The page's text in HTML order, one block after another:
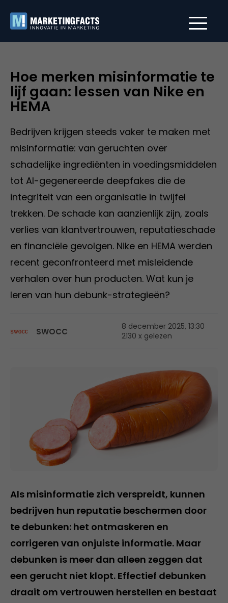
Hoe merken misinformatie te
lijf gaan: lessen van Nike en
HEMA
Bedrijven krijgen steeds vaker te maken met
misinformatie: van geruchten over
schadelijke ingrediënten in voedingsmiddelen
tot AI-gegenereerde deepfakes die de
integriteit van een organisatie in twijfel
trekken. De schade kan aanzienlijk zijn, zoals
verlies van klantvertrouwen, reputatieschade
en financiële gevolgen. Nike en HEMA werden
recent geconfronteerd met misleidende
verhalen over hun producten. Wat kun je
leren van hun debunk-strategieën?
SWOCC
8 december 2025, 13:30
2130 x gelezen
Als misinformatie zich verspreidt, kunnen
bedrijven hun reputatie beschermen door
te debunken: het ontmaskeren en
corrigeren van onjuiste informatie. Maar
debunken is meer dan alleen zeggen dat
een gerucht niet klopt. Effectief debunken
draait om vertrouwen herstellen en bestaat